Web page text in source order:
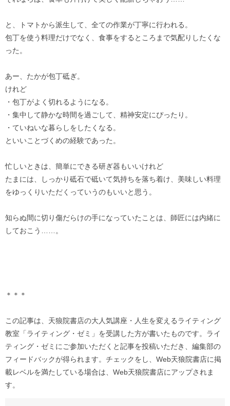
と、トマトから派生して、全ての作業が丁寧に行われる。
包丁を使う料理だけでなく、食事をするところまで気配りしたくな
った。
あー、たかが包丁砥ぎ。
けれど
・包丁がよく切れるようになる。
・集中して静かな時間を過ごして、精神安定にぴったり。
・ていねいな暮らしをしたくなる。
といいことづくめの経験であった。
忙しいときは、簡単にできる研ぎ器もいいけれど
たまには、しっかり砥石で砥いて気持ちを落ち着け、美味しい料理
をゆっくりいただくっていうのもいいと思う。
知らぬ間に切り傷だらけの手になっていたことは、師匠には内緒に
しておこう……。
＊＊＊
この記事は、天狼院書店の大人気講座・人生を変えるライティング
教室「ライティング・ゼミ」を受講した方が書いたものです。ライ
ティング・ゼミにご参加いただくと記事を投稿いただき、編集部の
フィードバックが得られます。チェックをし、Web天狼院書店に掲
載レベルを満たしている場合は、Web天狼院書店にアップされま
す。